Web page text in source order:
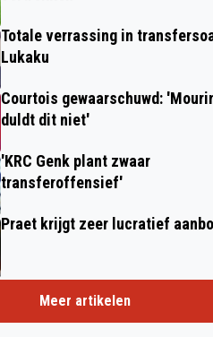
Totale verrassing in
Lukaku
Courtois gewaarschuwd:
duldt dit niet'
'KRC Genk plant zwaar
transferoffensief'
Praet krijgt zeer lucratief
Meer artikelen